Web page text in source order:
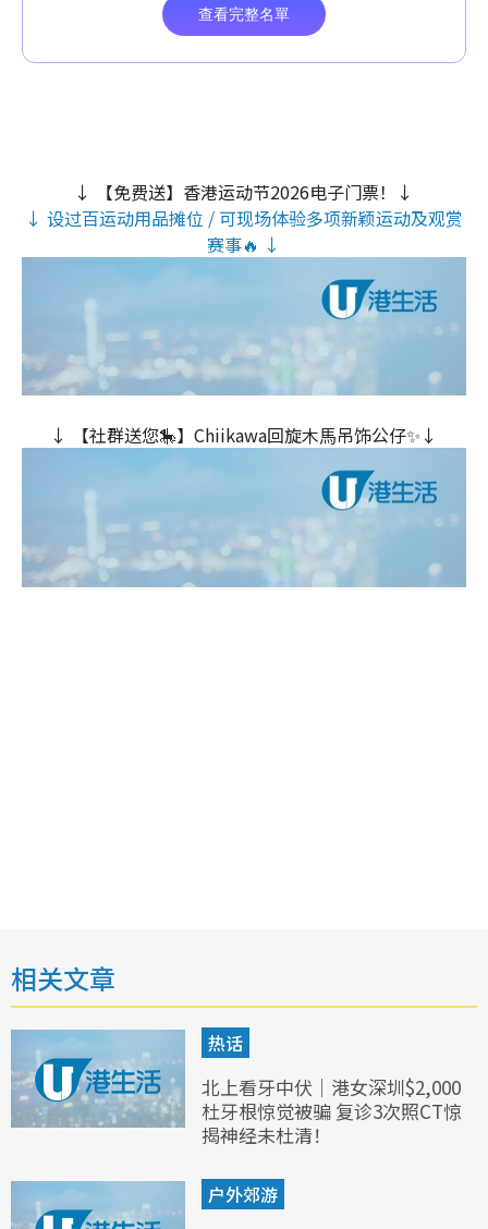
↓ 【免费送】香港运动节2026电子门票！↓
↓ 设过百运动用品摊位 / 可现场体验多项新颖运动及观赏
赛事🔥 ↓
↓ 【社群送您🎠】Chiikawa回旋木⾺吊饰公仔✨↓
相关文章
热话
北上看牙中伏｜港女深圳$2,000
杜牙根惊觉被骗 复诊3次照CT惊
揭神经未杜清！
户外郊游